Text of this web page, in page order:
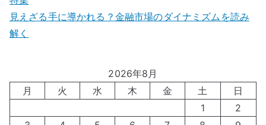
見えざる手に導かれる？金融市場のダイナミズムを読み
解く
2026年8月
月
火 水 木 金 土
日
1
2